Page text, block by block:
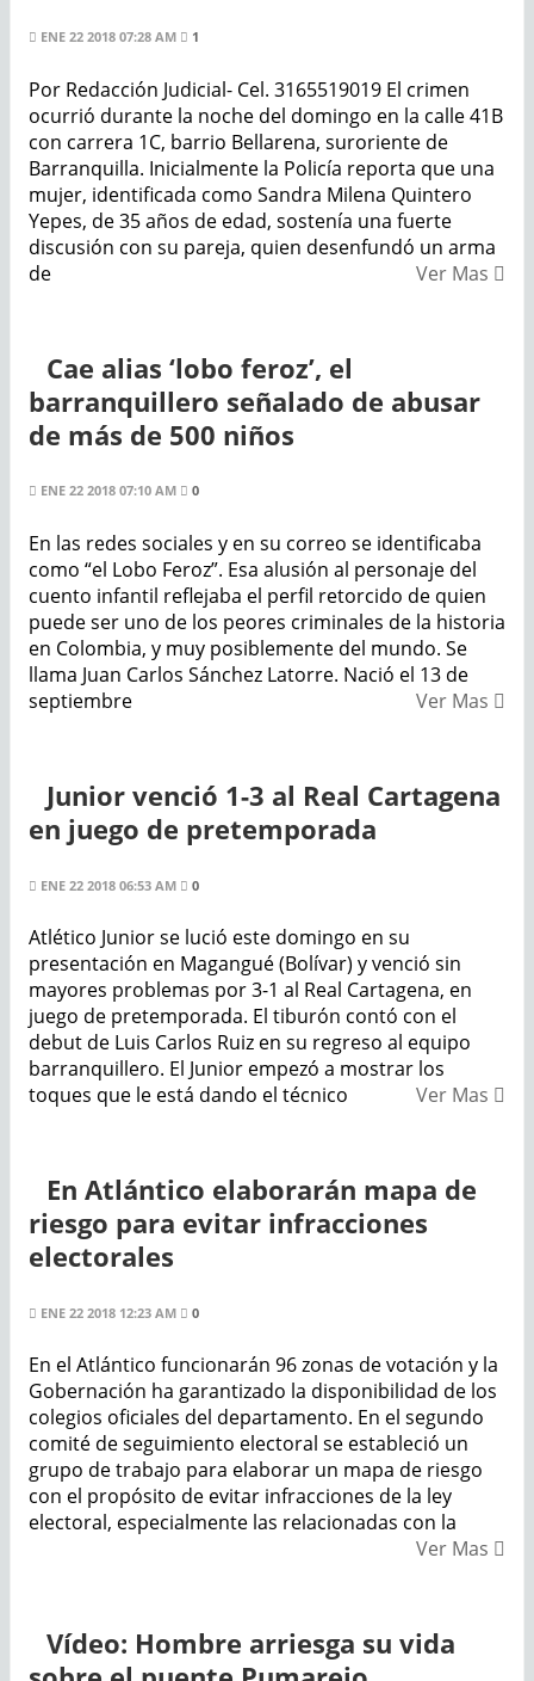
ENE 22 2018 07:28 AM 1
Por Redacción Judicial- Cel. 3165519019 El crimen
ocurrió durante la noche del domingo en la calle 41B
con carrera 1C, barrio Bellarena, suroriente de
Barranquilla. Inicialmente la Policía reporta que una
mujer, identificada como Sandra Milena Quintero
Yepes, de 35 años de edad, sostenía una fuerte
discusión con su pareja, quien desenfundó un arma
de
Ver Mas
Cae alias ‘lobo feroz’, el
barranquillero señalado de abusar
de más de 500 niños
ENE 22 2018 07:10 AM 0
En las redes sociales y en su correo se identificaba
como “el Lobo Feroz”. Esa alusión al personaje del
cuento infantil reflejaba el perfil retorcido de quien
puede ser uno de los peores criminales de la historia
en Colombia, y muy posiblemente del mundo. Se
llama Juan Carlos Sánchez Latorre. Nació el 13 de
septiembre
Ver Mas
Junior venció 1-3 al Real Cartagena
en juego de pretemporada
ENE 22 2018 06:53 AM 0
Atlético Junior se lució este domingo en su
presentación en Magangué (Bolívar) y venció sin
mayores problemas por 3-1 al Real Cartagena, en
juego de pretemporada. El tiburón contó con el
debut de Luis Carlos Ruiz en su regreso al equipo
barranquillero. El Junior empezó a mostrar los
toques que le está dando el técnico
Ver Mas
En Atlántico elaborarán mapa de
riesgo para evitar infracciones
electorales
ENE 22 2018 12:23 AM 0
En el Atlántico funcionarán 96 zonas de votación y la
Gobernación ha garantizado la disponibilidad de los
colegios oficiales del departamento. En el segundo
comité de seguimiento electoral se estableció un
grupo de trabajo para elaborar un mapa de riesgo
con el propósito de evitar infracciones de la ley
electoral, especialmente las relacionadas con la
Ver Mas
Vídeo: Hombre arriesga su vida